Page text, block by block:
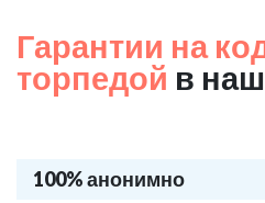
Гарантии на
торпедой в
100% анонимно